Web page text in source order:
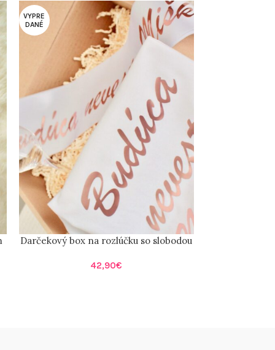
VYPRE
DANÉ
Darčekový box na rozlúčku so slobodou
42,90€